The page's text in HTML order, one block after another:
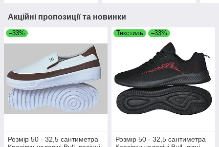
Акційні пропозиції та новинки
–33%
Розмір 50 - 32,5 сантиметра
Текстиль –33%
Розмір 50 - 32,5 сантиметра